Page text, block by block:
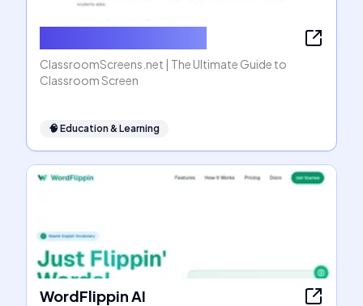
ClassroomScreens.net | The Ultimate Guide to
Classroom Screen
🧠 Education & Learning
WordFlippin AI